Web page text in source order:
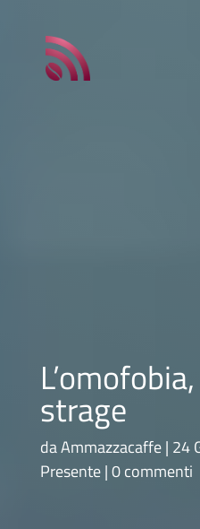
strage
daAmmazzacaffe 24
Presente 0 commenti